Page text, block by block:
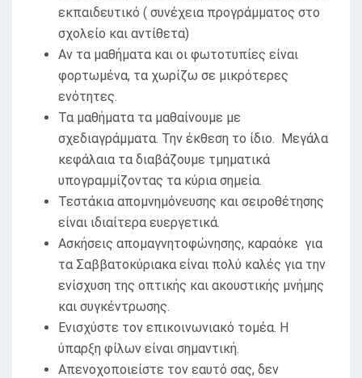
εκπαιδευτικό ( συνέχεια προγράμματος στο
σχολείο και αντίθετα)
Αν τα μαθήματα και οι φωτοτυπίες είναι
φορτωμένα, τα χωρίζω σε μικρότερες
ενότητες.
Τα μαθήματα τα μαθαίνουμε με
σχεδιαγράμματα. Την έκθεση το ίδιο. Μεγάλα
κεφάλαια τα διαβάζουμε τμηματικά
υπογραμμίζοντας τα κύρια σημεία.
Τεστάκια απομνημόνευσης και σειροθέτησης
είναι ιδιαίτερα ευεργετικά.
Ασκήσεις απομαγνητοφώνησης, καραόκε για
τα Σαββατοκύριακα είναι πολύ καλές για την
ενίσχυση της οπτικής και ακουστικής μνήμης
και συγκέντρωσης.
Ενισχύστε τον επικοινωνιακό τομέα. Η
ύπαρξη φίλων είναι σημαντική.
Απενοχοποιείστε τον εαυτό σας, δεν